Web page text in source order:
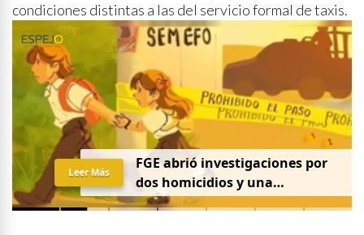
condiciones distintas a las del servicio formal de taxis.
FGE abrió investigaciones por
dos homicidios y una
desaparición el 7 de agosto
Leer Más